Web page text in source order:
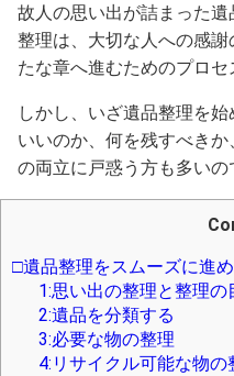
故人の思い出が詰まった遺
整理は、大切な人への感
たな章へ進むためのプロセ
しかし、いざ遺品整理を
いいのか、何を残すべき
の両立に戸惑う方も多いの
□遺品整理をスムーズに進
1:思い出の整理と整理の
2:遺品を分類する
3:必要な物の整理
4:リサイクル可能な物の